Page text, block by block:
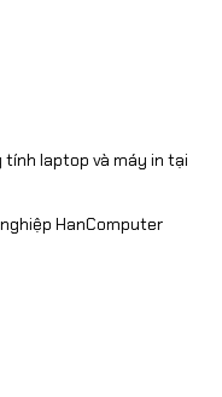
tính laptop và máy in tại
HanComputer